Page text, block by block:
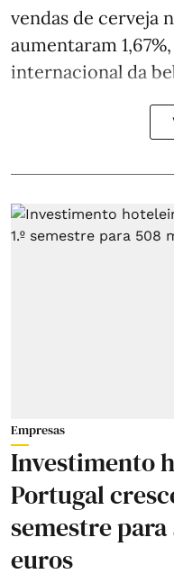
vendas de cerveja
aumentaram
internacional da
Empresas
Investimento
Portugal
semestre
euros